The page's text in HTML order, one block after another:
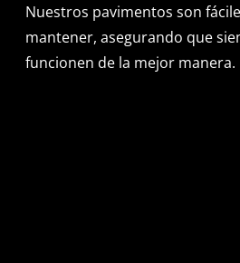
Nuestros pavimentos son
mantener, asegurando que
funcionen de la mejor manera.